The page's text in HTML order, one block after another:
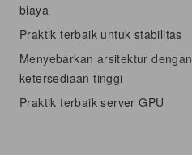
biaya
Praktik terbaik untuk stabilitas
Menyebarkan arsitektur dengan
ketersediaan tinggi
Praktik terbaik server GPU